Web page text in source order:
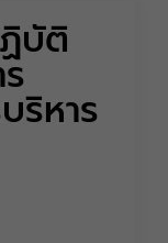
บัติ
ริหาร